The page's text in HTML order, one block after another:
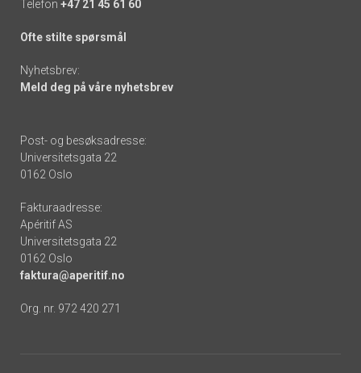
Telefon +47 21 45 61 60
Ofte stilte spørsmål
Nyhetsbrev:
Meld deg på våre nyhetsbrev
Post- og besøksadresse:
Universitetsgata 22
0162 Oslo
Fakturaadresse:
Apéritif AS
Universitetsgata 22
0162 Oslo
faktura@aperitif.no
Org. nr. 972 420 271